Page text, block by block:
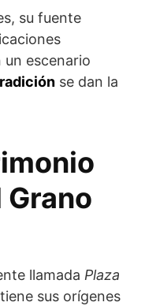
su fuente
escenario
se dan la
Grano
llamada Plaza
sus orígenes